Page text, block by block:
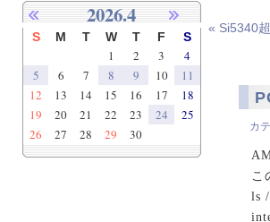
« Si5340
カ
こ
ls
2026.4
S M T W T F S
1 2 3
4
5
6 7 8 9 10
11
12
13 14 15 16 17
18
19
20 21 22 23 24
25
26
27 28 29 30